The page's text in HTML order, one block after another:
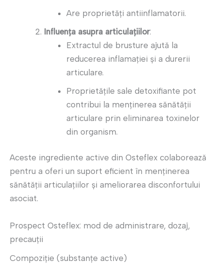
Are proprietăți antiinflamatorii.
Influența asupra articulațiilor:
Extractul de brusture ajută la
reducerea inflamației și a durerii
articulare.
Proprietățile sale detoxifiante pot
contribui la menținerea sănătății
articulare prin eliminarea toxinelor
din organism.
Aceste ingrediente active din Osteflex colaborează
pentru a oferi un suport eficient în menținerea
sănătății articulațiilor și ameliorarea disconfortului
asociat.
Prospect Osteflex: mod de administrare, dozaj,
precauții
Compoziție (substanțe active)